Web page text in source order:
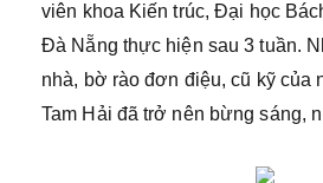
viên khoa Kiến trúc, Đại học
Đà Nẵng thực hiện sau 3 tuần.
nhà, bờ rào đơn điệu, cũ kỹ của
Tam Hải đã trở nên bừng sáng,